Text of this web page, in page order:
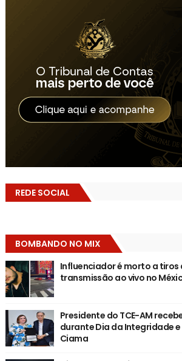
REDE SOCIAL
BOMBANDO NO MIX
Influenciador é morto a tiros
transmissão ao vivo no
Presidente do TCE-AM
durante Dia da Integridade
Ciama